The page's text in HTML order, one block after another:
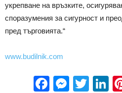
укрепване на връзките,
споразумения за сигурност и
пред търговията.“
www.budilnik.com
Facebook